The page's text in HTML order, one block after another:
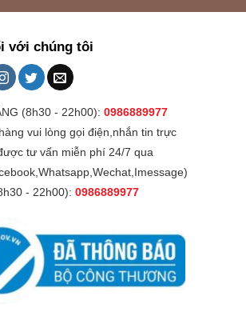
với chúng tôi
(8h30 - 22h00): 0986889977
vui lòng gọi điện,nhắn tin trực
tư vấn miễn phí 24/7 qua
- 22h00): 0986889977